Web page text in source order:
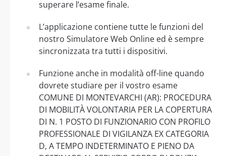
superare l’esame finale.
L’applicazione contiene tutte le funzioni del
nostro Simulatore Web Online ed è sempre
sincronizzata tra tutti i dispositivi.
Funzione anche in modalità off-line quando
dovrete studiare per il vostro esame
COMUNE DI MONTEVARCHI (AR): PROCEDURA
DI MOBILITÀ VOLONTARIA PER LA COPERTURA
DI N. 1 POSTO DI FUNZIONARIO CON PROFILO
PROFESSIONALE DI VIGILANZA EX CATEGORIA
D, A TEMPO INDETERMINATO E PIENO DA